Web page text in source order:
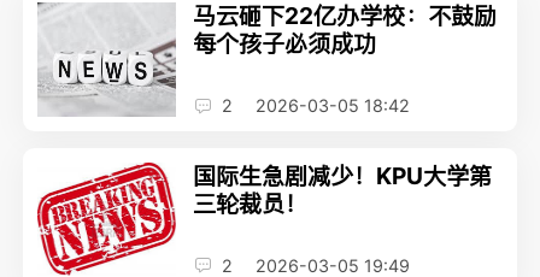
马云砸下22亿办学校：不鼓励
每个孩子必须成功
2 2026-03-05 18:42
国际生急剧减少！KPU大学第
三轮裁员！
2 2026-03-05 19:49